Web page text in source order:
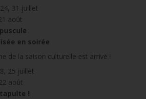
31 juillet
août
en soirée
de la saison culturelle est arrivé !
25 juillet
août
!